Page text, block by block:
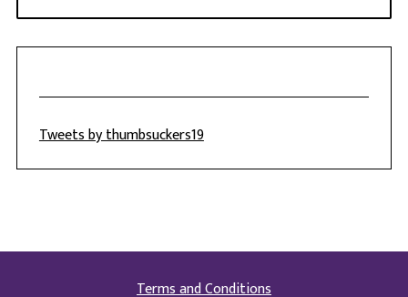
Tweets by thumbsuckers19
Terms and Conditions